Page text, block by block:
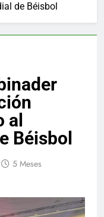
de Béisbol
al
Béisbol
5 Meses